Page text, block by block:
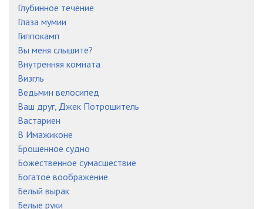
Глубинное течение
Глаза мумии
Гиппокамп
Вы меня слышите?
Внутренняя комната
Визгль
Ведьмин велосипед
Ваш друг, Джек Потрошитель
Вастариен
В Имажиконе
Брошенное судно
Божественное сумасшествие
Богатое воображение
Белый вырак
Белые руки